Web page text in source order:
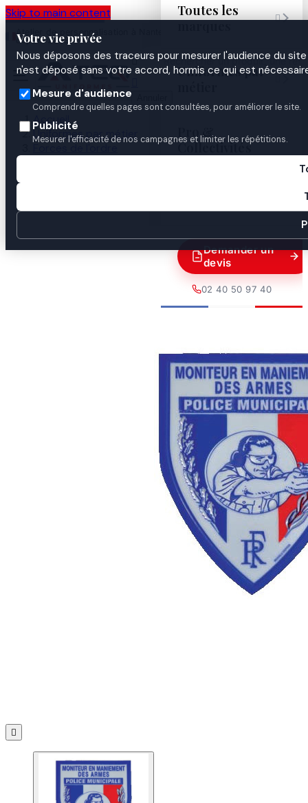
Skip to main content
Votre vie privée
Nous déposons des traceurs pour mesurer l'audience du
n'est déposé sans votre accord, hormis ce qui est
Mesure d'audience
Comprendre quelles pages sont consultées, pour améliorer le site.
Publicité
Mesurer l'efficacité de nos campagnes et limiter les répétitions.
Atelier de personnalisation à Nantes
depuis 2003

Toutes les
marques

Uniformes par
Pro &
Collectivités
Demander un
devis
02 40 50 97 40
Accueil
Uniformes par métier
